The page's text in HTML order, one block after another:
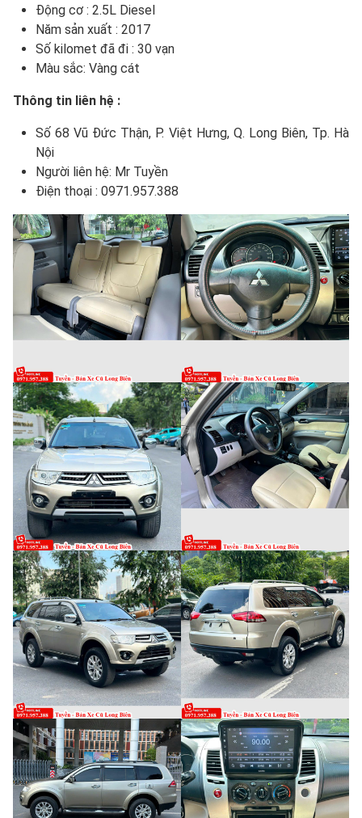
Động cơ : 2.5L Diesel
Năm sản xuất : 2017
Số kilomet đã đi : 30 vạn
Màu sắc: Vàng cát
Thông tin liên hệ :
Số 68 Vũ Đức Thận, P. Việt Hưng, Q. Long Biên, Tp. Hà
Nội
Người liên hệ: Mr Tuyền
Điện thoại : 0971.957.388